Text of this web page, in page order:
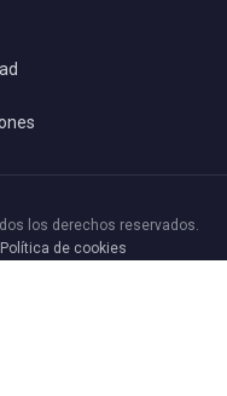
los derechos reservados.
Política de cookies